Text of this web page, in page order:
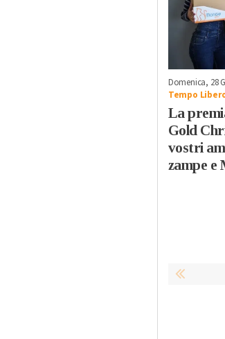
Domenica, 28
Tempo
La
Gold
vostri
zampe e